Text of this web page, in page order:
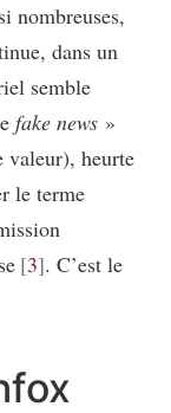
nombreuses,
dans un
semble
fake news »
valeur), heurte
le terme
3 . C’est le